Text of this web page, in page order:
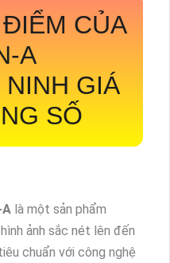
CỦA
A
NINH GIÁ
SỐ
A là một sản phẩm
ảnh sắc nét lên đến
chuẩn với công nghệ